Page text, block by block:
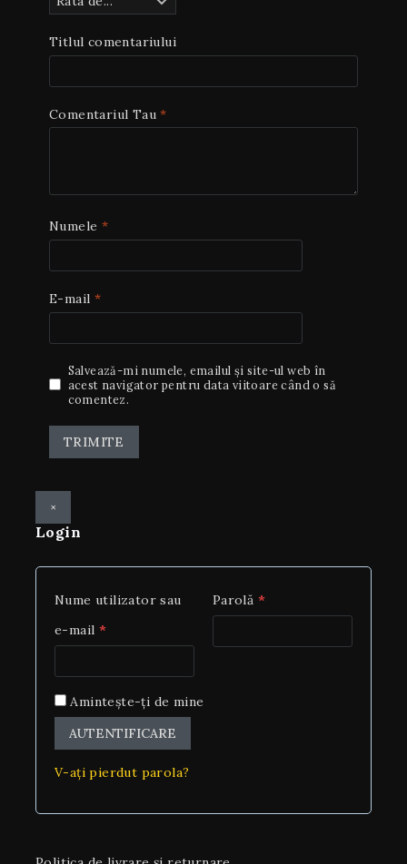
Titlul comentariului
Comentariul Tau*
Numele *
E-mail *
Salvează-mi numele, emailul și site-ul web în
acest navigator pentru data viitoare când o să
comentez.
×
Login
Nume utilizator sau
e-mail *
Parolă *
Amintește-ți de mine
AUTENTIFICARE
V-ați pierdut parola?